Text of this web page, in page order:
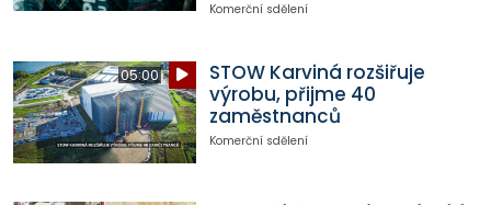
Komerční sdělení
05:00
STOW Karviná rozšiřuje
výrobu, přijme 40
zaměstnanců
Komerční sdělení